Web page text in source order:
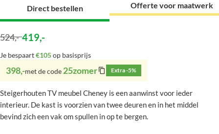
Direct bestellen Offerte voor maatwerk
524,- 419,-
Je bespaart€105op basisprijs
398,-met de code 25zomer Extra -5%
Steigerhouten TV meubel Cheney is een aanwinst voor ieder
interieur. De kast is voorzien van twee deuren en in het middel
bevind zich een vak om spullen in op te bergen.